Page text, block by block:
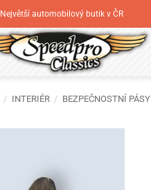
Největší automobilový butik v ČR
/ INTERIÉR / BEZPEČNOSTNÍ PÁSY